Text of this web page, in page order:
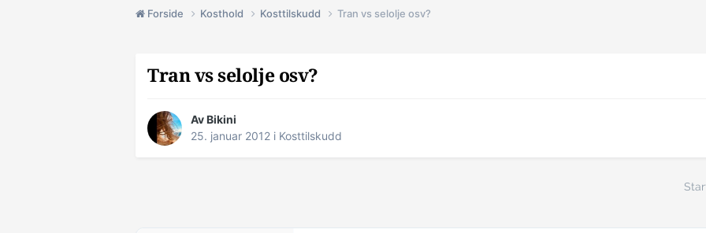
Forside Kosthold Kosttilskudd Tran vs selolje osv?
Tran vs selolje osv?
AvBikini
25. januar 2012 i Kosttilskudd